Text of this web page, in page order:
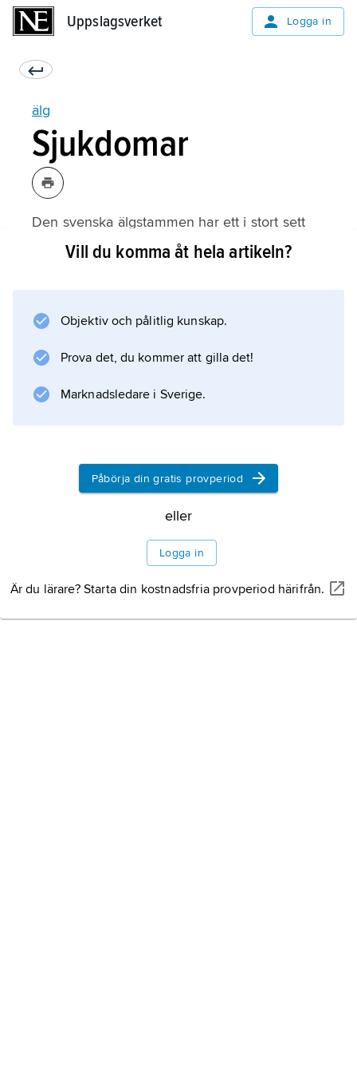
Uppslagsverket Logga in
älg
Sjukdomar
Den svenska älgstammen har ett i stort sett
gott hälsoläge. Under senare år har intensiv
Forskningen har visat att dödligheten i
infektioner eller andra sjukdomar i
Infektioner orsakade av
Information om artikeln
Vill du komma åt hela artikeln?
Objektiv och pålitlig kunskap.
Prova det, du kommer att gilla det!
Marknadsledare i Sverige.
Påbörja din gratis provperiod
eller
Logga in
Är du lärare? Starta din kostnadsfria provperiod härifrån.